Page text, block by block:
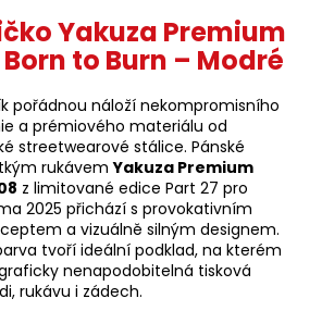
Yakuza Premium
Born to Burn – Modré
pořádnou náloží nekompromisního
a prémiového materiálu od
streetwearové stálice. Pánské
rukávemYakuza Premium
z limitované edice Part 27 pro
2025 přichází s provokativním
a vizuálně silným designem.
tvoří ideální podklad, na kterém
nenapodobitelná tisková
rukávu i zádech.